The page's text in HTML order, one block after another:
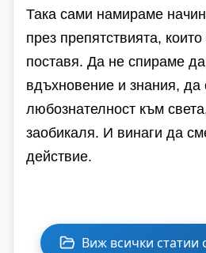
Така сами намираме
през препятствията,
поставя. Да не спираме
вдъхновение и знания, да
любознателност към
заобикаля. И винаги да
действие.
Виж всички статии